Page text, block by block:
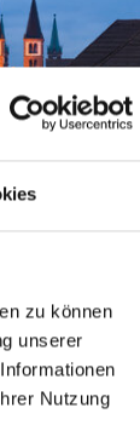
zu können
unserer
Nutzung